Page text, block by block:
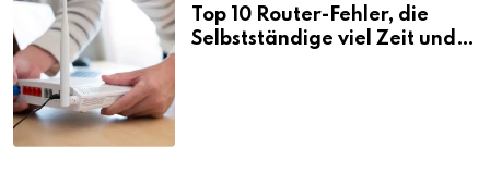
Top 10 Router-Fehler, die
Selbstständige viel Zeit und